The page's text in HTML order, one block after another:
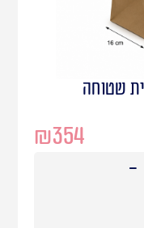
שטוחה
₪354